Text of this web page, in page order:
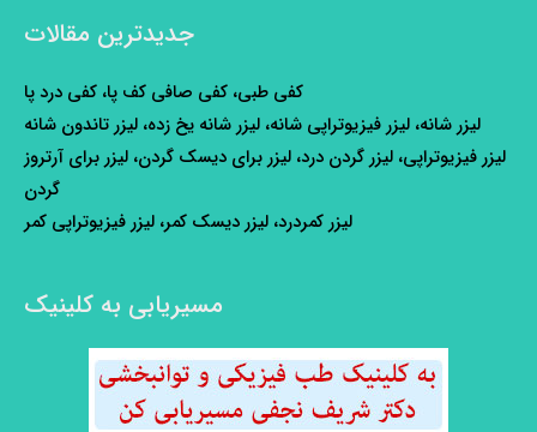
جدیدترین مقالات
کفی طبی، کفی صافی کف پا، کفی درد پا
لیزر شانه، لیزر فیزیوتراپی شانه، لیزر شانه یخ زده، لیزر تاندون شانه
لیزر فیزیوتراپی، لیزر گردن درد، لیزر برای دیسک گردن، لیزر برای آرتروز
گردن
لیزر کمردرد، لیزر دیسک کمر، لیزر فیزیوتراپی کمر
مسیریابی به کلینیک